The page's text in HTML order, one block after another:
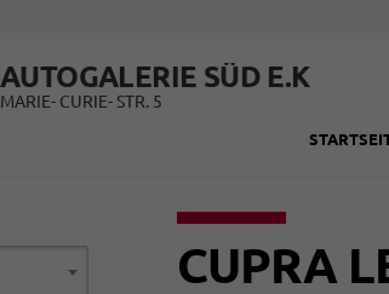
AUTOGALERIE SÜD E.K
MARIE- CURIE- STR. 5
CUPRA